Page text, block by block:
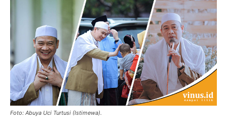
Foto: Abuya Uci Turtusi (Istimewa).